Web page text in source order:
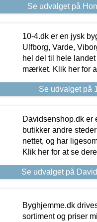
Se udvalget på
10-4.dk er en jysk
Ulfborg, Varde,
hel del til hele
mærket. Klik her for
Se udvalget på
Davidsenshop.dk er
butikker andre
nettet, og har
Klik her for at se
Se udvalget på
Byghjemme.dk
sortiment og priser